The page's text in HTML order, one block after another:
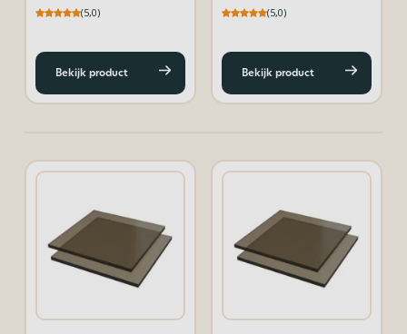
(5,0)
Bekijk product
(5,0)
Bekijk product